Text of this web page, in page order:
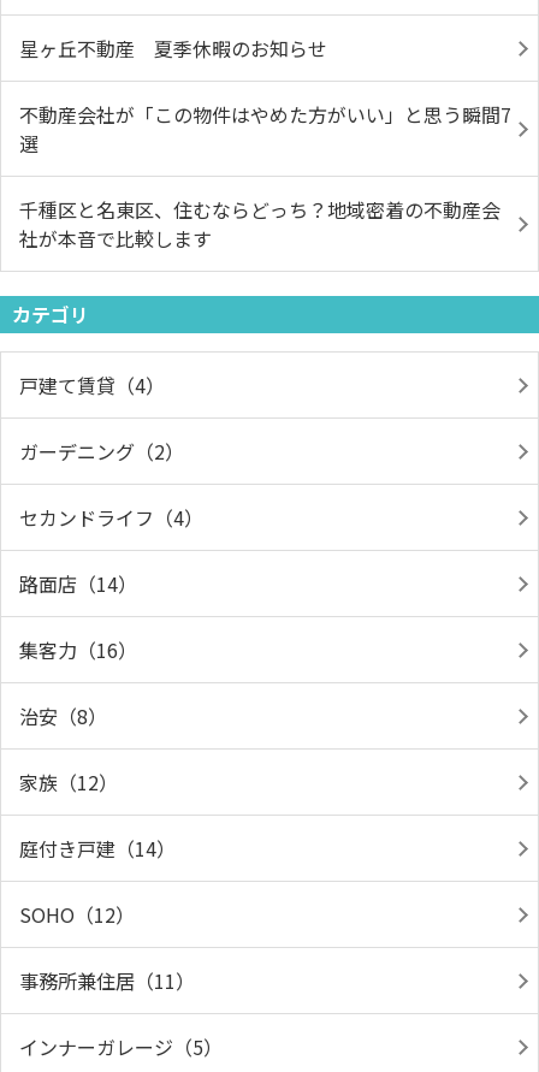
星ヶ丘不動産 夏季休暇のお知らせ
不動産会社が「この物件はやめた方がいい」と思う瞬間7
選
千種区と名東区、住むならどっち？地域密着の不動産会
社が本音で比較します
カテゴリ
戸建て賃貸（4）
ガーデニング（2）
セカンドライフ（4）
路面店（14）
集客力（16）
治安（8）
家族（12）
庭付き戸建（14）
SOHO（12）
事務所兼住居（11）
インナーガレージ（5）